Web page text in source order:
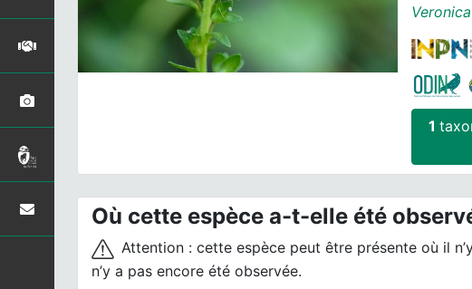
Veronica
1
Où cette espèce a-t-elle été
Attention : cette espèce peut être présente où il
n’y a pas encore été observée.